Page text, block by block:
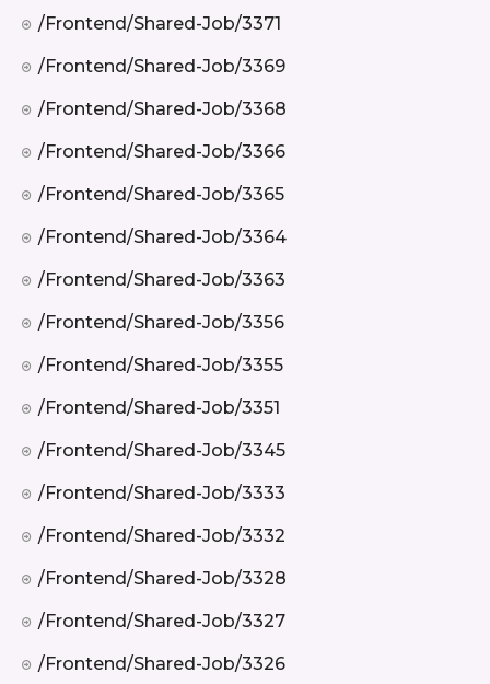
/frontend/shared-Job/3371
/frontend/shared-Job/3369
/frontend/shared-Job/3368
/frontend/shared-Job/3366
/frontend/shared-Job/3365
/frontend/shared-Job/3364
/frontend/shared-Job/3363
/frontend/shared-Job/3356
/frontend/shared-Job/3355
/frontend/shared-Job/3351
/frontend/shared-Job/3345
/frontend/shared-Job/3333
/frontend/shared-Job/3332
/frontend/shared-Job/3328
/frontend/shared-Job/3327
/frontend/shared-Job/3326